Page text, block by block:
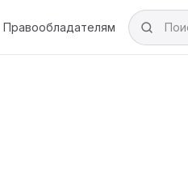
Правообладателям